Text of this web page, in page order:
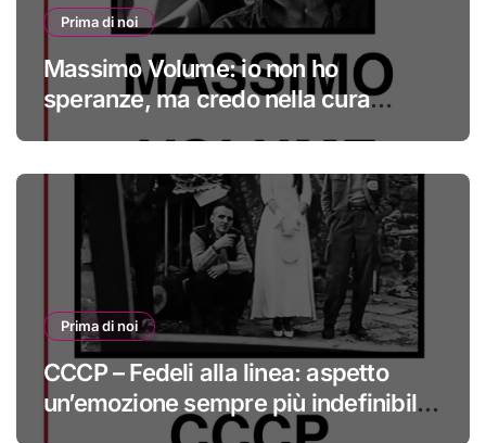
Prima di noi
Massimo Volume: io non ho
speranze, ma credo nella cura
Prima di noi
CCCP – Fedeli alla linea: aspetto
un’emozione sempre più indefinibile
#primadinoi